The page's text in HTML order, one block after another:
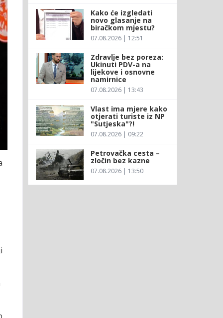
Kako će izgledati
novo glasanje na
biračkom mjestu?
07.08.2026 | 12:51
Zdravlje bez poreza:
Ukinuti PDV-a na
lijekove i osnovne
namirnice
07.08.2026 | 13:43
Vlast ima mjere kako
otjerati turiste iz NP
"Sutjeska"?!
07.08.2026 | 09:22
Petrovačka cesta –
zločin bez kazne
07.08.2026 | 13:50